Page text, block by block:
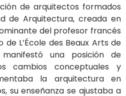
de arquitectos formados
de Arquitectura, creada en
del profesor francés
L’École des Beaux Arts de
una posición de
cambios conceptuales y
la arquitectura en
su enseñanza se ajustaba a